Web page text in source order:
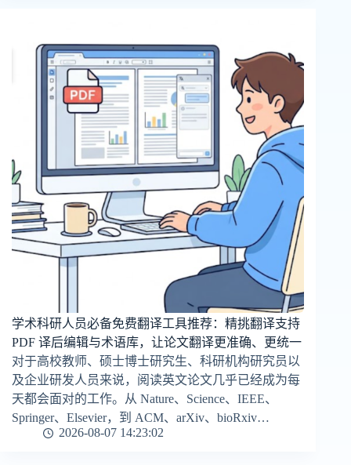
学术科研人员必备免费翻译工具推荐：精挑翻译支持
PDF 译后编辑与术语库，让论文翻译更准确、更统一
对于高校教师、硕士博士研究生、科研机构研究员以
及企业研发人员来说，阅读英文论文几乎已经成为每
天都会面对的工作。从 Nature、Science、IEEE、
Springer、Elsevier，到 ACM、arXiv、bioRxiv…
2026-08-07 14:23:02